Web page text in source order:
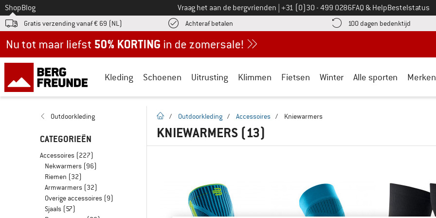
Naar
ShopBlog Vraag het aan de bergvrienden Bel ons op
+31 (0)30 - 499 0286FAQ & HelpBestelstatus
Gratis verzending vanaf € 69 (NL) Achteraf betalen vind de betalingsinformatie hier! Opent in een infovak
100 dagen bedenktijd Vind
Kleding Schoenen Uitrusting Klimmen Fietsen Winter Alle sporten Merken
Outdoorkleding
CATEGORIEËN
Accessoires (227)
Nekwarmers (96)
Riemen (32)
Armwarmers (32)
Overige accessoires (9)
Sjaals (57)
Startpagina
/ Outdoorkleding / Accessoires / Kniewarmers
KNIEWARMERS (13)